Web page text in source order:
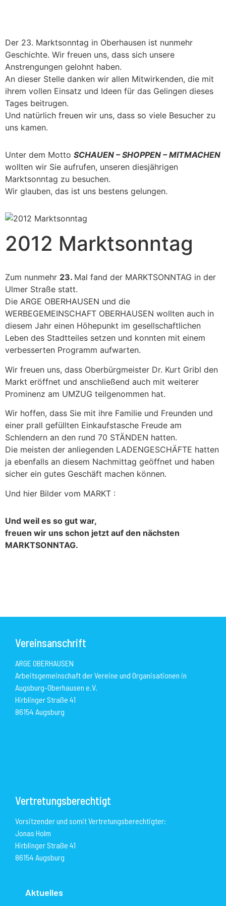
Der 23. Marktsonntag in Oberhausen ist nunmehr
Geschichte. Wir freuen uns, dass sich unsere
Anstrengungen gelohnt haben.
An dieser Stelle danken wir allen Mitwirkenden, die mit
ihrem vollen Einsatz und Ideen für das Gelingen dieses
Tages beitrugen.
Und natürlich freuen wir uns, dass so viele Besucher zu
uns kamen.
Unter dem Motto SCHAUEN – SHOPPEN – MITMACHEN
wollten wir Sie aufrufen, unseren diesjährigen
Marktsonntag zu besuchen.
Wir glauben, das ist uns bestens gelungen.
2012 Marktsonntag
Zum nunmehr 23. Mal fand der MARKTSONNTAG in der
Ulmer Straße statt.
Die ARGE OBERHAUSEN und die
WERBEGEMEINSCHAFT OBERHAUSEN wollten auch in
diesem Jahr einen Höhepunkt im gesellschaftlichen
Leben des Stadtteiles setzen und konnten mit einem
verbesserten Programm aufwarten.
Wir freuen uns, dass Oberbürgmeister Dr. Kurt Gribl den
Markt eröffnet und anschließend auch mit weiterer
Prominenz am UMZUG teilgenommen hat.
Wir hoffen, dass Sie mit ihre Familie und Freunden und
einer prall gefüllten Einkaufstasche Freude am
Schlendern an den rund 70 STÄNDEN hatten.
Die meisten der anliegenden LADENGESCHÄFTE hatten
ja ebenfalls an diesem Nachmittag geöffnet und haben
sicher ein gutes Geschäft machen können.
Und hier Bilder vom MARKT :
Und weil es so gut war,
freuen wir uns schon jetzt auf den nächsten
MARKTSONNTAG.
Vereinsanschrift
ARGE OBERHAUSEN
Arbeitsgemeinschaft der Vereine und Organisationen in
Augsburg-Oberhausen e.V.
Hirblinger Straße 41
86154 Augsburg
Vertretungsberechtigt
Vorsitzender und somit Vertretungsberechtigter:
Jonas Holm
Hirblinger Straße 41
86154 Augsburg
Aktuelles